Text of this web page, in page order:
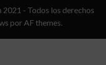
CONDICIONES
- Todos los derechos
por AF themes.